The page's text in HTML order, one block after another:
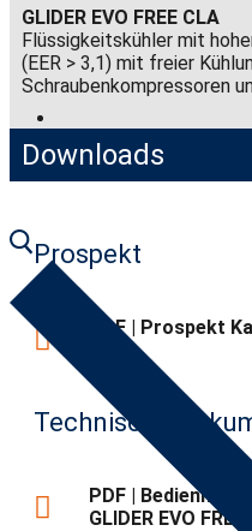
GLIDER EVO FREE CLA
Flüssigkeitskühler mit
(EER > 3,1) mit freier
Schraubenkompressoren
Downloads
Prospekt
PDF | Prospekt
FREE
Technische
PDF |
GLIDER EVO FREE